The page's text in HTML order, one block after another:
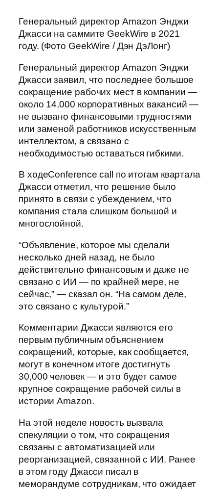
Генеральный директор Amazon Энджи
Джасси на саммите GeekWire в 2021
году. (Фото GeekWire / Дэн ДэЛонг)
Генеральный директор Amazon Энджи
Джасси заявил, что последнее большое
сокращение рабочих мест в компании —
около 14,000 корпоративных вакансий —
не вызвано финансовыми трудностями
или заменой работников искусственным
интеллектом, а связано с
необходимостью оставаться гибкими.
В ходеConference call по итогам квартала
Джасси отметил, что решение было
принято в связи с убеждением, что
компания стала слишком большой и
многослойной.
“Объявление, которое мы сделали
несколько дней назад, не было
действительно финансовым и даже не
связано с ИИ — по крайней мере, не
сейчас,” — сказал он. “На самом деле,
это связано с культурой.”
Комментарии Джасси являются его
первым публичным объяснением
сокращений, которые, как сообщается,
могут в конечном итоге достигнуть
30,000 человек — и это будет самое
крупное сокращение рабочей силы в
истории Amazon.
На этой неделе новость вызвала
спекуляции о том, что сокращения
связаны с автоматизацией или
реорганизацией, связанной с ИИ. Ранее
в этом году Джасси писал в
меморандуме сотрудникам, что ожидает